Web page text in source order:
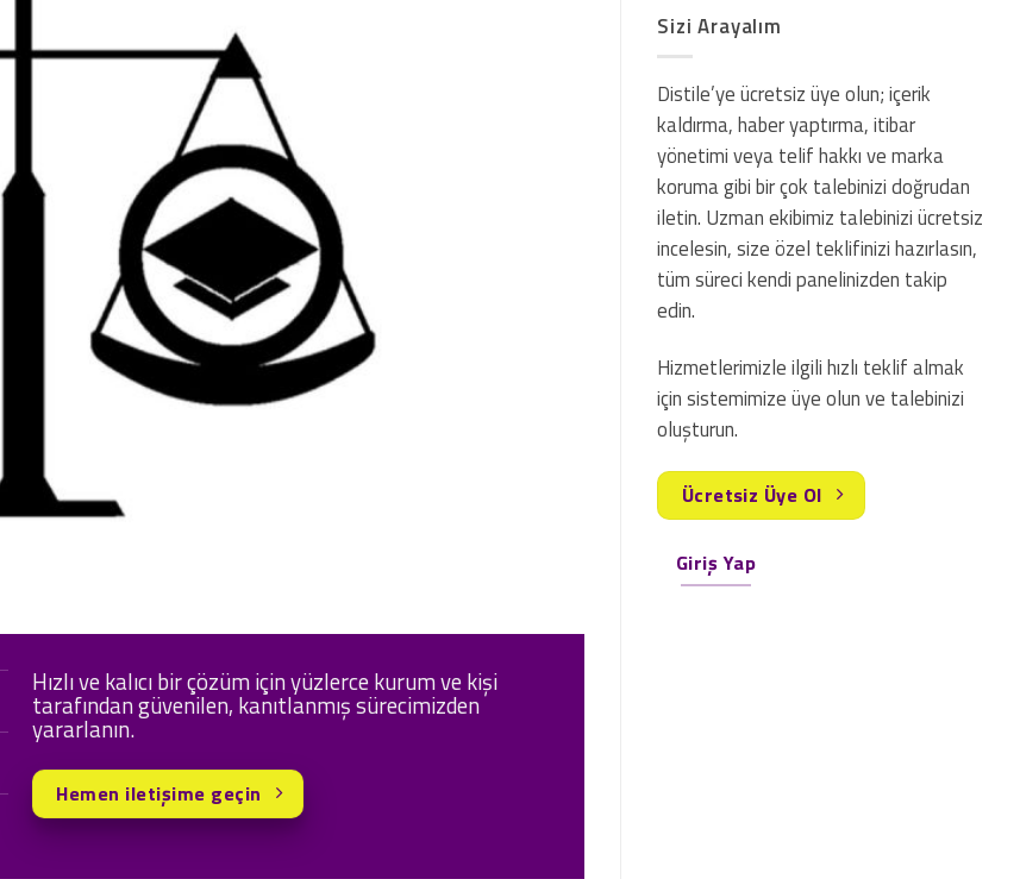
Hızlı ve kalıcı bir çözüm için yüzlerce kurum ve kişi
tarafından güvenilen, kanıtlanmış sürecimizden
yararlanın.
Hemen iletişime geçin
Sizi Arayalım
Distile’ye ücretsiz üye olun; içerik
kaldırma, haber yaptırma, itibar
yönetimi veya telif hakkı ve marka
koruma gibi bir çok talebinizi doğrudan
iletin. Uzman ekibimiz talebinizi ücretsiz
incelesin, size özel teklifinizi hazırlasın,
tüm süreci kendi panelinizden takip
edin.
Hizmetlerimizle ilgili hızlı teklif almak
için sistemimize üye olun ve talebinizi
oluşturun.
Ücretsiz Üye Ol
Giriş Yap